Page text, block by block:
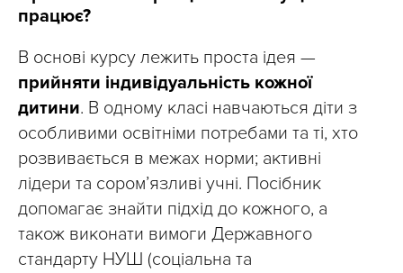
працює?
В основі курсу лежить проста ідея —
прийняти індивідуальність кожної
дитини. В одному класі навчаються діти з
особливими освітніми потребами та ті, хто
розвивається в межах норми; активні
лідери та сором’язливі учні. Посібник
допомагає знайти підхід до кожного, а
також виконати вимоги Державного
стандарту НУШ (соціальна та